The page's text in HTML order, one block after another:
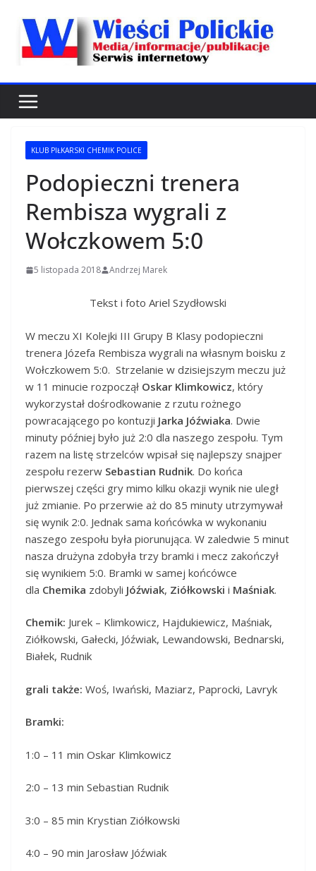
KLUB PIŁKARSKI CHEMIK POLICE
Podopieczni trenera
Rembisza wygrali z
Wołczkowem 5:0
5 listopada 2018 Andrzej Marek
Tekst i foto Ariel Szydłowski
W meczu XI Kolejki III Grupy B Klasy podopieczni
trenera Józefa Rembisza wygrali na własnym boisku z
Wołczkowem 5:0. Strzelanie w dzisiejszym meczu już
w 11 minucie rozpoczął Oskar Klimkowicz, który
wykorzystał dośrodkowanie z rzutu rożnego
powracającego po kontuzji Jarka Jóźwiaka. Dwie
minuty później było już 2:0 dla naszego zespołu. Tym
razem na listę strzelców wpisał się najlepszy snajper
zespołu rezerw Sebastian Rudnik. Do końca
pierwszej części gry mimo kilku okazji wynik nie uległ
już zmianie. Po przerwie aż do 85 minuty utrzymywał
się wynik 2:0. Jednak sama końcówka w wykonaniu
naszego zespołu była piorunująca. W zaledwie 5 minut
nasza drużyna zdobyła trzy bramki i mecz zakończył
się wynikiem 5:0. Bramki w samej końcówce
dla Chemika zdobyli Jóźwiak, Ziółkowski i Maśniak.
Chemik: Jurek – Klimkowicz, Hajdukiewicz, Maśniak,
Ziółkowski, Gałecki, Jóźwiak, Lewandowski, Bednarski,
Białek, Rudnik
grali także: Woś, Iwański, Maziarz, Paprocki, Lavryk
Bramki:
1:0 – 11 min Oskar Klimkowicz
2:0 – 13 min Sebastian Rudnik
3:0 – 85 min Krystian Ziółkowski
4:0 – 90 min Jarosław Jóźwiak